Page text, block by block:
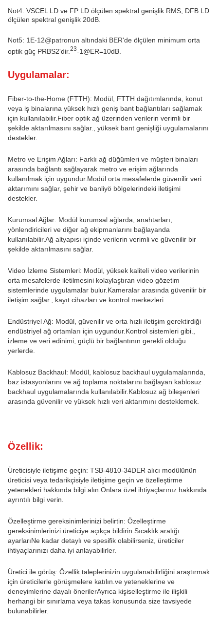
Not4: VSCEL LD ve FP LD ölçülen spektral genişlik RMS, DFB LD
ölçülen spektral genişlik 20dB.
Not5: 1E-12@patronun altındaki BER'de ölçülen minimum orta
optik güç PRBS2'dir. 23-1@ER=10dB.
Uygulamalar:
Fiber-to-the-Home (FTTH): Modül, FTTH dağıtımlarında, konut
veya iş binalarına yüksek hızlı geniş bant bağlantıları sağlamak
için kullanılabilir.Fiber optik ağ üzerinden verilerin verimli bir
şekilde aktarılmasını sağlar., yüksek bant genişliği uygulamalarını
destekler.
Metro ve Erişim Ağları: Farklı ağ düğümleri ve müşteri binaları
arasında bağlantı sağlayarak metro ve erişim ağlarında
kullanılmak için uygundur.Modül orta mesafelerde güvenilir veri
aktarımını sağlar, şehir ve banliyö bölgelerindeki iletişimi
destekler.
Kurumsal Ağlar: Modül kurumsal ağlarda, anahtarları,
yönlendiricileri ve diğer ağ ekipmanlarını bağlayanda
kullanılabilir.Ağ altyapısı içinde verilerin verimli ve güvenilir bir
şekilde aktarılmasını sağlar.
Video İzleme Sistemleri: Modül, yüksek kaliteli video verilerinin
orta mesafelerde iletilmesini kolaylaştıran video gözetim
sistemlerinde uygulamalar bulur.Kameralar arasında güvenilir bir
iletişim sağlar., kayıt cihazları ve kontrol merkezleri.
Endüstriyel Ağ: Modül, güvenilir ve orta hızlı iletişim gerektirdiği
endüstriyel ağ ortamları için uygundur.Kontrol sistemleri gibi.,
izleme ve veri edinimi, güçlü bir bağlantının gerekli olduğu
yerlerde.
Kablosuz Backhaul: Modül, kablosuz backhaul uygulamalarında,
baz istasyonlarını ve ağ toplama noktalarını bağlayan kablosuz
backhaul uygulamalarında kullanılabilir.Kablosuz ağ bileşenleri
arasında güvenilir ve yüksek hızlı veri aktarımını desteklemek.
Özellik:
Üreticisiyle iletişime geçin: TSB-4810-34DER alıcı modülünün
üreticisi veya tedarikçisiyle iletişime geçin ve özelleştirme
yetenekleri hakkında bilgi alın.Onlara özel ihtiyaçlarınız hakkında
ayrıntılı bilgi verin.
Özelleştirme gereksinimlerinizi belirtin: Özelleştirme
gereksinimlerinizi üreticiye açıkça bildirin.Sıcaklık aralığı
ayarlarıNe kadar detaylı ve spesifik olabilirseniz, üreticiler
ihtiyaçlarınızı daha iyi anlayabilirler.
Üretici ile görüş: Özellik taleplerinizin uygulanabilirliğini araştırmak
için üreticilerle görüşmelere katılın.ve yeteneklerine ve
deneyimlerine dayalı önerilerAyrıca kişiselleştirme ile ilişkili
herhangi bir sınırlama veya takas konusunda size tavsiyede
bulunabilirler.